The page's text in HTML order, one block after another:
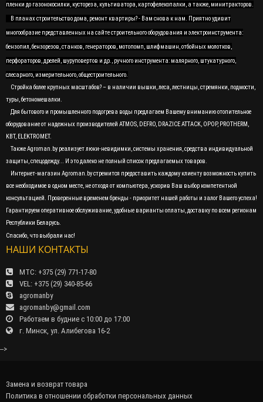
пленки до газонокосилки, кустореза, культиватора, картофелекопалки, а также, минитракторов.
В планах строительство дома, ремонт квартиры? - Вам снова к нам. Приятно удивит
многообразие представленных на сайте строительного оборудования и электроинструмента:
бензопил, бензорезов, станков, генераторов, мотопомп, шлифмашин, отбойных молотков,
перфораторов, дрелей, шуруповертов и др., ручного инструмента: малярного, штукатурного,
слесарного, измерительного, общестроительного.
Стройка более крупных масштабов? – в наличии вышки, леса, лестницы, стремянки, подмости,
туры, бетономешалки.
Для бытового и промышленного подогрева воды предлагаем Вашему вниманию отопительное
оборудование от надежных производителей ATMOS, DEFRO, DRAZICE ATTACK, OPOP, PROTHERM,
KBT, ELEKTROMET.
Также Agroman.by реализует люки-невидимки, системы хранения, средства индивидуальной
защиты, спецодежду... И это далеко не полный список предлагаемых товаров.
Интернет-магазин Agroman.by стремится предоставить каждому клиенту возможность купить
все необходимое в одном месте, не отходя от компьютера, ускорив Ваш выбор компетентной
консультацией. Проверенные временем бренды - приоритет нашей работы и залог Вашего успеха!
Гарантируем оперативное обслуживание, удобные варианты оплаты, доставку по всем регионам
Республики Беларусь.
Спасибо, что выбрали нас!
НАШИ КОНТАКТЫ
МТС: +375 (29) 771-17-80
VEL: +375 (29) 340-85-66
agromanby
agromanby@gmail.com
Работаем в будние с 10:00 до 17:00
г. Минск, ул. Алибегова 16-2
-->
Замена и возврат товара
Политика в отношении обработки персональных данных